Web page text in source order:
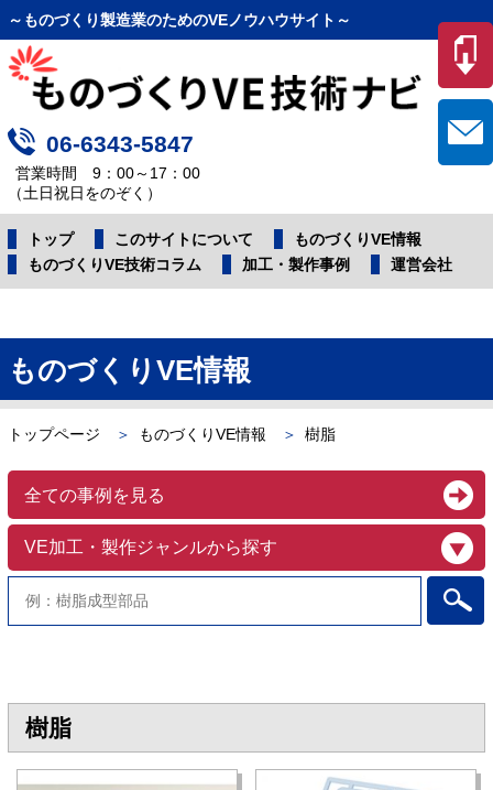
～ものづくり製造業のためのVEノウハウサイト～
06-6343-5847
営業時間 9：00～17：00
（土日祝日をのぞく）
トップ このサイトについて
ものづくりVE情報
ものづくりVE技術コラム
加工・製作事例 運営会社
ものづくりVE情報
トップページ ものづくりVE情報 樹脂
全ての事例を見る
樹脂